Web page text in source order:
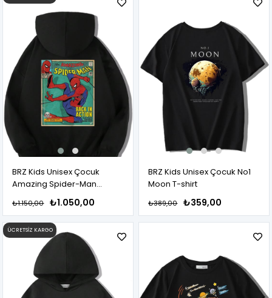
BRZ Kids Unisex Çocuk
Amazing Spider-Man
₺1.050,00
₺1.150,00
BRZ Kids Unisex Çocuk No1
Moon T-shirt
₺359,00
₺389,00
ÜCRETSIZ KARGO